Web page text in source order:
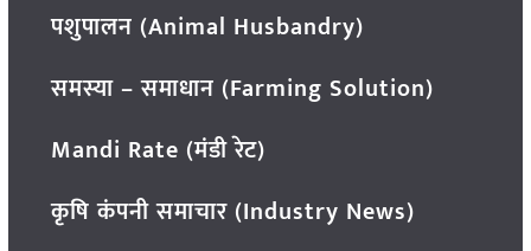
पशुपालन (Animal Husbandry)
समस्या – समाधान (Farming Solution)
Mandi Rate (मंडी रेट)
कृषि कंपनी समाचार (Industry News)